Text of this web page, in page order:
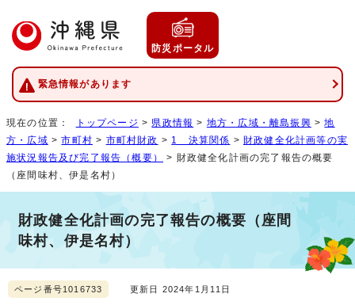
防災ポータル
緊急情報があります
現在の位置： トップページ > 県政情報 > 地方・広域・離島振興 >地
方・広域 >市町村 > 市町村財政 > 1 決算関係 > 財政健全化計画等の実
施状況報告及び完了報告（概要）
> 財政健全化計画の完了報告の概要
（座間味村、伊是名村）
財政健全化計画の完了報告の概要（座間
味村、伊是名村）
ページ番号1016733 更新日 2024年1月11日